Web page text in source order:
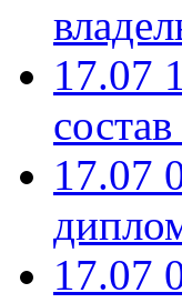
17.07
17.07
17.07